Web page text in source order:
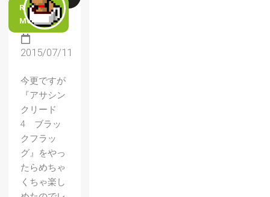
READ
MORE
2015/07/11
今更ですが
『アサシン
クリード
4 ブラッ
クフラッ
グ』をやっ
たらめちゃ
くちゃ楽し